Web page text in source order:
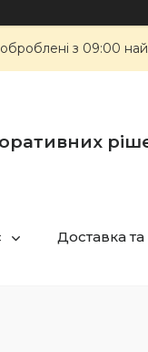
з 09:00
Доставка